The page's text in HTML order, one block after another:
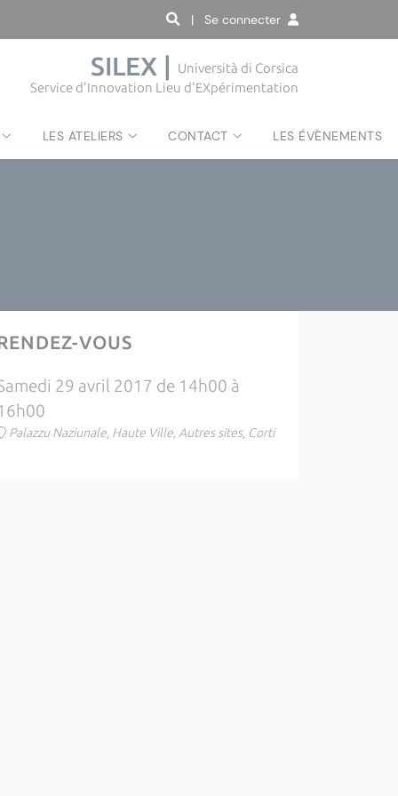
| Se connecter
SILEX |
Università di Corsica
Service d'Innovation Lieu d'EXpérimentation
LES ATELIERS CONTACT LES ÉVÈNEMENTS
VOUS
29 avril 2017 de 14h00 à
Palazzu Naziunale, Haute Ville, Autres sites, Corti